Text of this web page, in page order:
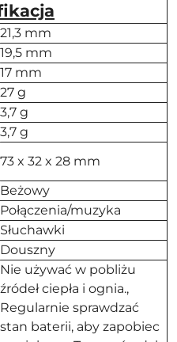
21,3 mm
19,5 mm
17 mm
27 g
3,7 g
3,7 g
73 x 32 x 28 mm
Beżowy
Połączenia/muzyka
Słuchawki
Douszny
Nie używać w pobliżu
źródeł ciepła i ognia.,
Regularnie sprawdzać
stan baterii, aby zapobiec